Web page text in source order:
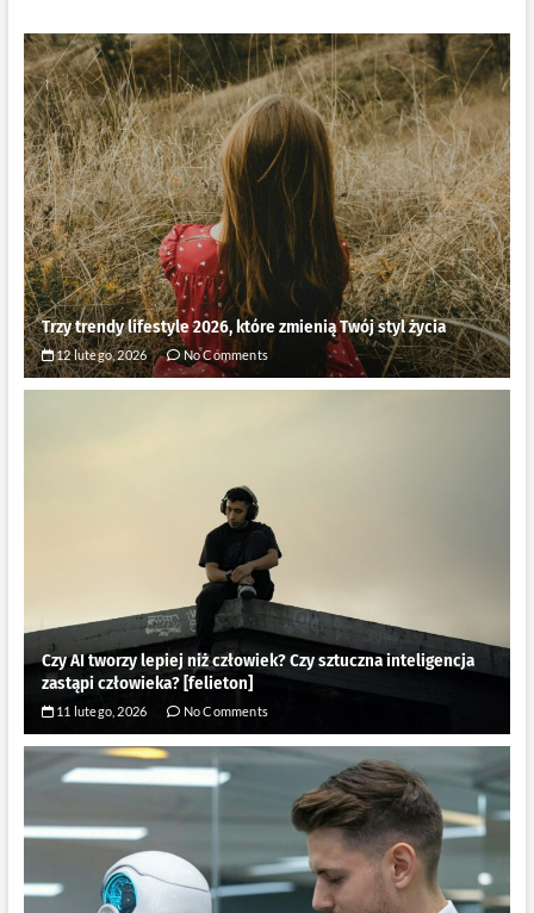
Trzy trendy lifestyle 2026, które zmienią Twój styl życia
12 lutego, 2026 No Comments
Czy AI tworzy lepiej niż człowiek? Czy sztuczna inteligencja
zastąpi człowieka? [felieton]
11 lutego, 2026 No Comments